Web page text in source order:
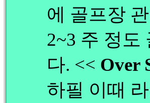
에 골프장
2~3 주 정도
다. << Over
하필 이때